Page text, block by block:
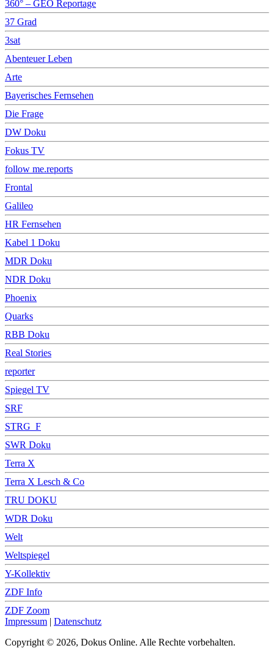
360° – GEO Reportage
37 Grad
3sat
Abenteuer Leben
Arte
Bayerisches Fernsehen
Die Frage
DW Doku
Fokus TV
follow me.reports
Frontal
Galileo
HR Fernsehen
Kabel 1 Doku
MDR Doku
NDR Doku
Phoenix
Quarks
RBB Doku
Real Stories
reporter
Spiegel TV
SRF
STRG_F
SWR Doku
Terra X
Terra X Lesch & Co
TRU DOKU
WDR Doku
Welt
Weltspiegel
Y-Kollektiv
ZDF Info
ZDF Zoom
Impressum | Datenschutz
Copyright © 2026, Dokus Online. Alle Rechte vorbehalten.